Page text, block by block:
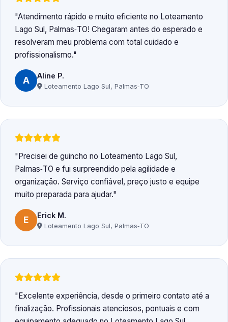
Atendimento rápido e muito eficiente no Loteamento
Lago Sul, Palmas‑TO! Chegaram antes do esperado e
resolveram meu problema com total cuidado e
profissionalismo.
A Aline P.
Loteamento Lago Sul, Palmas‑TO
Precisei de guincho no Loteamento Lago Sul,
Palmas‑TO e fui surpreendido pela agilidade e
organização. Serviço confiável, preço justo e equipe
muito preparada para ajudar.
E Erick M.
Loteamento Lago Sul, Palmas‑TO
Excelente experiência, desde o primeiro contato até a
finalização. Profissionais atenciosos, pontuais e com